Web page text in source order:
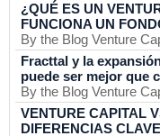
¿QUÉ ES UN
FUNCIONA UN
By the Blog Venture
Fracttal y la
puede ser mejor que
By the Blog Venture
VENTURE CAPITAL
DIFERENCIAS CLAVE